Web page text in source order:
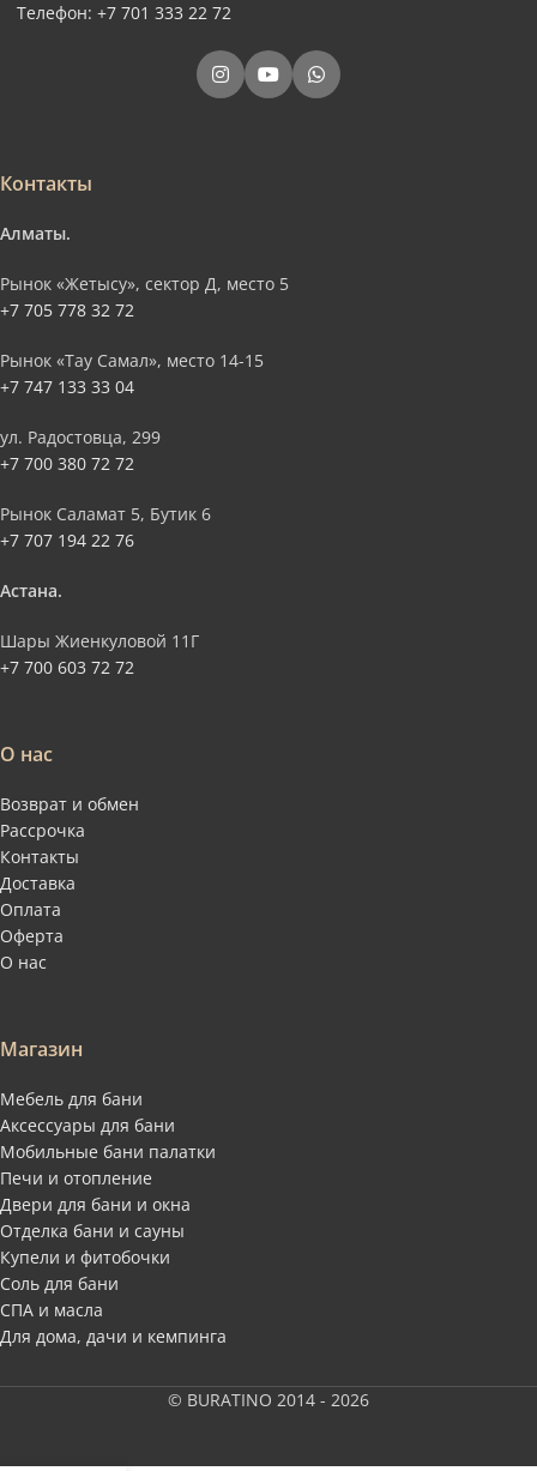
Телефон: +7 701 333 22 72
Контакты
Алматы.
Рынок «Жетысу», сектор Д, место 5
+7 705 778 32 72
Рынок «Тау Самал», место 14-15
+7 747 133 33 04
ул. Радостовца, 299
+7 700 380 72 72
Рынок Саламат 5, Бутик 6
+7 707 194 22 76
Астана.
Шары Жиенкуловой 11Г
+7 700 603 72 72
О нас
Возврат и обмен
Рассрочка
Контакты
Доставка
Оплата
Оферта
О нас
Магазин
Мебель для бани
Аксессуары для бани
Мобильные бани палатки
Печи и отопление
Двери для бани и окна
Отделка бани и сауны
Купели и фитобочки
Соль для бани
СПА и масла
Для дома, дачи и кемпинга
© BURATINO 2014 - 2026